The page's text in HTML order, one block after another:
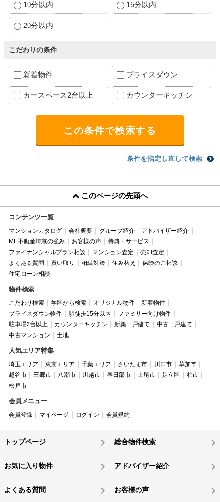
10分以内 15分以内
20分以内
こだわりの条件
新着物件 プライスダウン
カースペース2台以上 カウンターキッチン
条件を指定し直して検索
このページの先頭へ
コンテンツ一覧
マンションカタログ 会社概要 グループ紹介
アドバイザー紹介
ME不動産埼京の強み
お客様の声
特典・サービス
ファイナンシャルプラン相談
マンション査定
売却査定
よくある質問
買い取り 相続対策 住み替え
保険のご相談
住宅ローン相談
物件検索
こだわり検索 学区から検索 オリジナル物件
新着物件
プライスダウン物件
駅徒歩15分以内
ファミリー向け物件
駐車場2台以上
カウンターキッチン 新築一戸建て
中古一戸建て
中古マンション
土地
人気エリア特集
埼玉エリア 東京エリア 千葉エリア さいたま市 川口市
草加市
越谷市
三郷市 八潮市 川越市 春日部市 上尾市 足立区
柏市
松戸市
会員メニュー
会員登録 マイページ ログイン 会員規約
トップページ 総合物件検索
お気に入り物件 アドバイザー紹介
よくある質問 お客様の声